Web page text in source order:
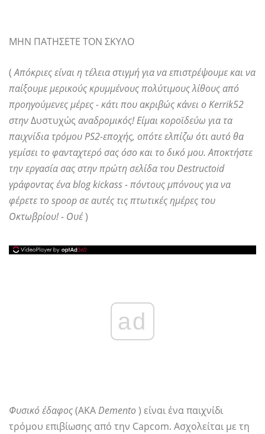
ΜΗΝ ΠΑΤΗΣΕΤΕ ΤΟΝ ΣΚΥΛΟ
(Απόκριες είναι η τέλεια στιγμή για να επιστρέψουμε και να
παίξουμε μερικούς κρυμμένους πολύτιμους λίθους από
προηγούμενες μέρες - κάτι που ακριβώς κάνει ο Kerrik52
στηνΔυστυχώς αναδρομικός! Είμαι κοροϊδεύω για τα
παιχνίδια τρόμου PS2-εποχής, οπότε ελπίζω ότι αυτό θα
γεμίσει το φανταχτερό σας όσο και το δικό μου. Αποκτήστε
την εργασία σας στην πρώτη σελίδα του Destructoid
γράφοντας ένα blog kickass - πόντους μπόνους για να
φέρετε το spoop σε αυτές τις πτωτικές ημέρες του
Οκτωβρίου! - Ουέ)
ad
Φυσικό έδαφος(ΑΚΑDemento) είναι ένα παιχνίδι
τρόμου επιβίωσης από την Capcom. Ασχολείται με τη